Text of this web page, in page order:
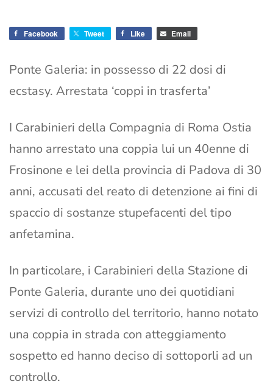
Facebook Tweet Like Email
Ponte Galeria: in possesso di 22 dosi di
ecstasy. Arrestata ‘coppi in trasferta’
I Carabinieri della Compagnia di Roma Ostia
hanno arrestato una coppia lui un 40enne di
Frosinone e lei della provincia di Padova di 30
anni, accusati del reato di detenzione ai fini di
spaccio di sostanze stupefacenti del tipo
anfetamina.
In particolare, i Carabinieri della Stazione di
Ponte Galeria, durante uno dei quotidiani
servizi di controllo del territorio, hanno notato
una coppia in strada con atteggiamento
sospetto ed hanno deciso di sottoporli ad un
controllo.